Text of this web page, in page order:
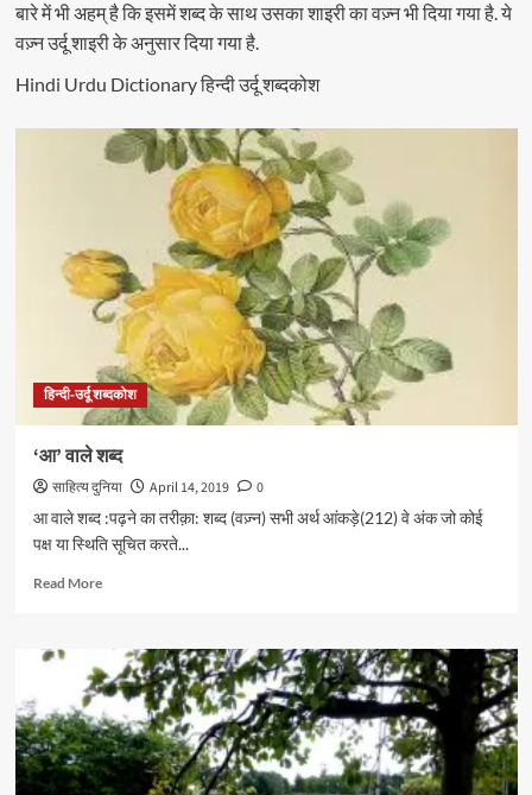
बारे में भी अहम् है कि इसमें शब्द के साथ उसका शाइरी का वज़्न भी दिया गया है. ये
वज़्न उर्दू शाइरी के अनुसार दिया गया है.
Hindi Urdu Dictionary हिन्दी उर्दू शब्दकोश
हिन्दी-उर्दू शब्दकोश
‘आ’ वाले शब्द
साहित्य दुनिया April 14, 2019
0
आ वाले शब्द :पढ़ने का तरीक़ा: शब्द (वज़्न) सभी अर्थ आंकड़े(212) वे अंक जो कोई
पक्ष या स्थिति सूचित करते...
Read MoreRead
‘आ’
वाले
शब्द